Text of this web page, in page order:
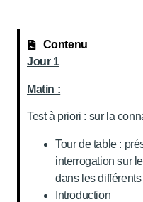
Contenu
Jour 1
Matin :
Test à priori : sur la
Tour de table :
interrogation sur
dans les
Introduction